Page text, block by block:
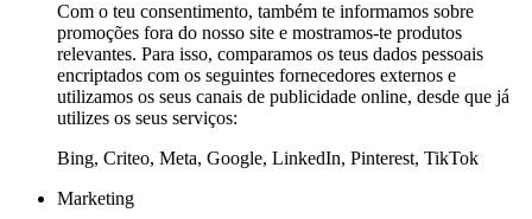
Com o teu consentimento, também te informamos sobre
promoções fora do nosso site e mostramos-te produtos
relevantes. Para isso, comparamos os teus dados pessoais
encriptados com os seguintes fornecedores externos e
utilizamos os seus canais de publicidade online, desde que já
utilizes os seus serviços:
Bing, Criteo, Meta, Google, LinkedIn, Pinterest, TikTok
Marketing